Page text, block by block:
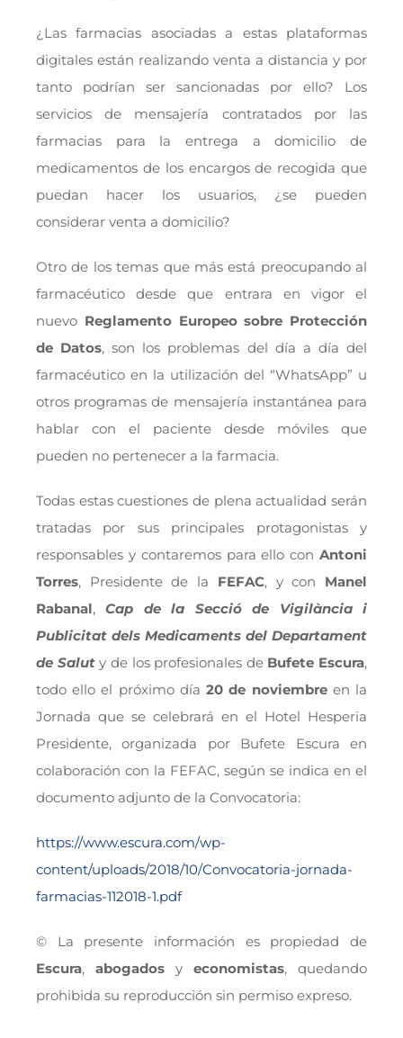
¿Las farmacias asociadas a estas plataformas
digitales están realizando venta a distancia y por
tanto podrían ser sancionadas por ello? Los
servicios de mensajería contratados por las
farmacias para la entrega a domicilio de
medicamentos de los encargos de recogida que
puedan hacer los usuarios, ¿se pueden
considerar venta a domicilio?
Otro de los temas que más está preocupando al
farmacéutico desde que entrara en vigor el
nuevo Reglamento Europeo sobre Protección
de Datos, son los problemas del día a día del
farmacéutico en la utilización del “WhatsApp” u
otros programas de mensajería instantánea para
hablar con el paciente desde móviles que
pueden no pertenecer a la farmacia.
Todas estas cuestiones de plena actualidad serán
tratadas por sus principales protagonistas y
responsables y contaremos para ello con Antoni
Torres, Presidente de la FEFAC, y con Manel
Rabanal,Cap de la Secció de Vigilància i
Publicitat dels Medicaments del Departament
de Saluty de los profesionales de Bufete Escura,
todo ello el próximo día20 de noviembreen la
Jornada que se celebrará en el Hotel Hesperia
Presidente, organizada por Bufete Escura en
colaboración con la FEFAC, según se indica en el
documento adjunto de la Convocatoria:
https://www.escura.com/wp-
content/uploads/2018/10/Convocatoria-jornada-
farmacias-112018-1.pdf
© La presente información es propiedad de
Escura, abogados y economistas, quedando
prohibida su reproducción sin permiso expreso.